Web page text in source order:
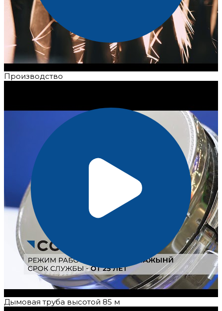
Производство
Дымовая труба высотой 85 м